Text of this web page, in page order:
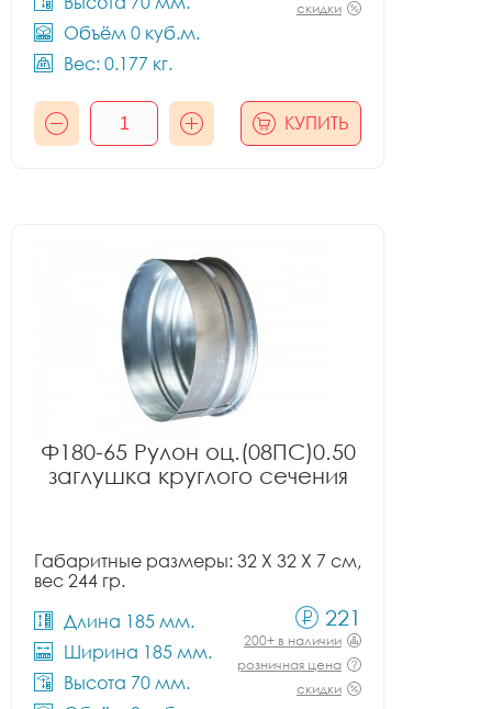
Объём 0 куб.м.
Вес: 0.177 кг.
скидки
КУПИТЬ
Ф180-65 Рулон оц.(08ПС)0.50
заглушка круглого сечения
Габаритные размеры: 32 X 32 X 7 см,
вес 244 гр.
Длина 185 мм.
Ширина 185 мм.
Высота 70 мм.
221
200+ в наличии
розничная цена
скидки